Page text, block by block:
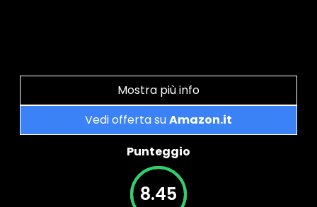
Mostra più info
Vedi offerta suAmazon.it
Punteggio
8.45